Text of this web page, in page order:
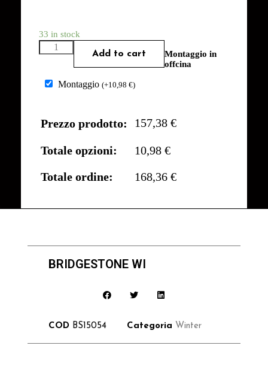
33 in stock
Add to cart
Montaggio in
offcina
Montaggio (+10,98 €)
Prezzo prodotto: 157,38 €
Totale opzioni:
10,98 €
Totale ordine:
168,36 €
BRIDGESTONE WI
COD BS15054 Categoria Winter